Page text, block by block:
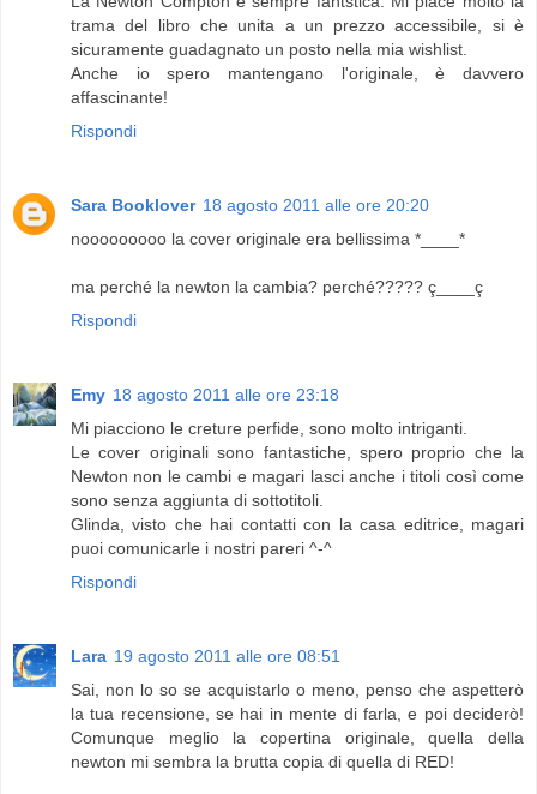
trama del libro che unita a un prezzo accessibile, si è
sicuramente guadagnato un posto nella mia wishlist.
Anche io spero mantengano l'originale, è davvero
affascinante!
Rispondi
Sara Booklover 18 agosto 2011 alle ore 20:20
nooooooooo la cover originale era bellissima *____*
ma perché la newton la cambia? perché????? ç____ç
Rispondi
Emy 18 agosto 2011 alle ore 23:18
Mi piacciono le creture perfide, sono molto intriganti.
Le cover originali sono fantastiche, spero proprio che la
Newton non le cambi e magari lasci anche i titoli così come
sono senza aggiunta di sottotitoli.
Glinda, visto che hai contatti con la casa editrice, magari
puoi comunicarle i nostri pareri ^-^
Rispondi
Lara 19 agosto 2011 alle ore 08:51
Sai, non lo so se acquistarlo o meno, penso che aspetterò
la tua recensione, se hai in mente di farla, e poi deciderò!
Comunque meglio la copertina originale, quella della
newton mi sembra la brutta copia di quella di RED!